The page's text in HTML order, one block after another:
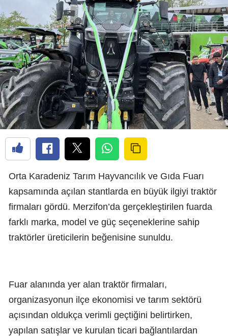
Orta Karadeniz Tarım Hayvancılık ve Gıda Fuarı
kapsamında açılan stantlarda en büyük ilgiyi traktör
firmaları gördü. Merzifon’da gerçekleştirilen fuarda
farklı marka, model ve güç seçeneklerine sahip
traktörler üreticilerin beğenisine sunuldu.
Fuar alanında yer alan traktör firmaları,
organizasyonun ilçe ekonomisi ve tarım sektörü
açısından oldukça verimli geçtiğini belirtirken,
yapılan satışlar ve kurulan ticari bağlantılardan